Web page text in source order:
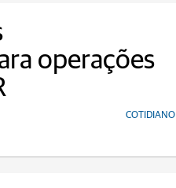
operações
COTIDIANO